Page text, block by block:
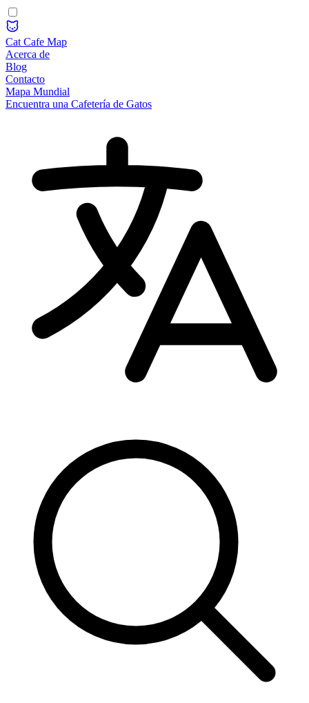
Cat Cafe Map
Acerca de
Blog
Contacto
Mapa Mundial
Encuentra una Cafetería de Gatos